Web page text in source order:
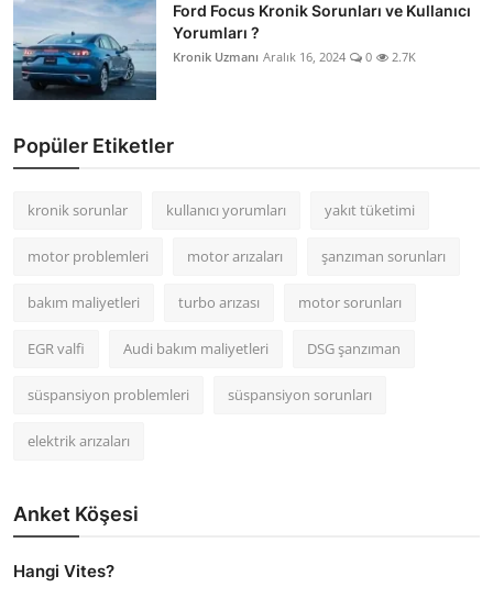
Ford Focus Kronik Sorunları ve Kullanıcı
Yorumları ?
Kronik Uzmanı Aralık 16, 2024 0 2.7K
Popüler Etiketler
kronik sorunlar kullanıcı yorumları yakıt tüketimi
motor problemleri motor arızaları şanzıman sorunları
bakım maliyetleri turbo arızası motor sorunları
EGR valfi Audi bakım maliyetleri DSG şanzıman
süspansiyon problemleri süspansiyon sorunları
elektrik arızaları
Anket Köşesi
Hangi Vites?